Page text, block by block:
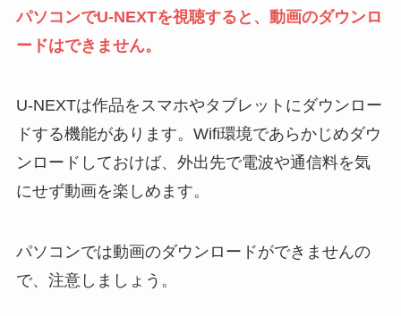
パソコンでU-NEXTを視聴すると、動画のダウンロ
ードはできません。
U-NEXTは作品をスマホやタブレットにダウンロー
ドする機能があります。Wifi環境であらかじめダウ
ンロードしておけば、外出先で電波や通信料を気
にせず動画を楽しめます。
パソコンでは動画のダウンロードができませんの
で、注意しましょう。